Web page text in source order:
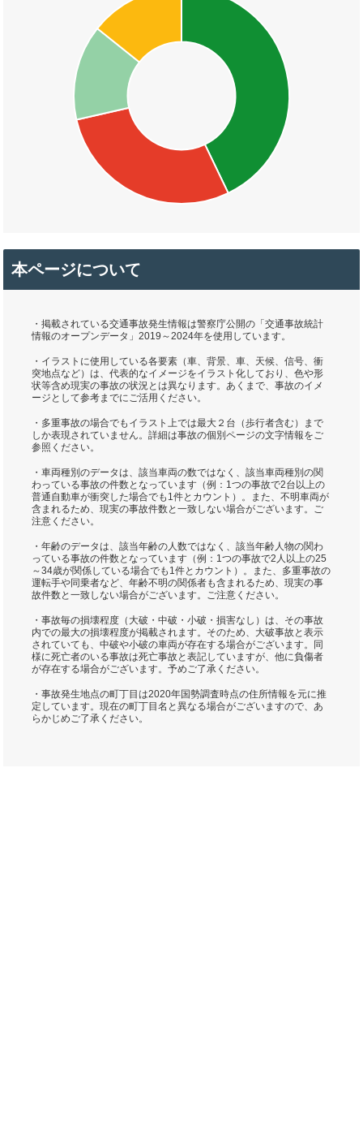
本ページについて
・掲載されている交通事故発生情報は警察庁公開の「交通事故統計
情報のオープンデータ」2019～2024年を使用しています。
・イラストに使用している各要素（車、背景、車、天候、信号、衝
突地点など）は、代表的なイメージをイラスト化しており、色や形
状等含め現実の事故の状況とは異なります。あくまで、事故のイメ
ージとして参考までにご活用ください。
・多重事故の場合でもイラスト上では最大２台（歩行者含む）まで
しか表現されていません。詳細は事故の個別ページの文字情報をご
参照ください。
・車両種別のデータは、該当車両の数ではなく、該当車両種別の関
わっている事故の件数となっています（例：1つの事故で2台以上の
普通自動車が衝突した場合でも1件とカウント）。また、不明車両が
含まれるため、現実の事故件数と一致しない場合がございます。ご
注意ください。
・年齢のデータは、該当年齢の人数ではなく、該当年齢人物の関わ
っている事故の件数となっています（例：1つの事故で2人以上の25
～34歳が関係している場合でも1件とカウント）。また、多重事故の
運転手や同乗者など、年齢不明の関係者も含まれるため、現実の事
故件数と一致しない場合がございます。ご注意ください。
・事故毎の損壊程度（大破・中破・小破・損害なし）は、その事故
内での最大の損壊程度が掲載されます。そのため、大破事故と表示
されていても、中破や小破の車両が存在する場合がございます。同
様に死亡者のいる事故は死亡事故と表記していますが、他に負傷者
が存在する場合がございます。予めご了承ください。
・事故発生地点の町丁目は2020年国勢調査時点の住所情報を元に推
定しています。現在の町丁目名と異なる場合がございますので、あ
らかじめご了承ください。